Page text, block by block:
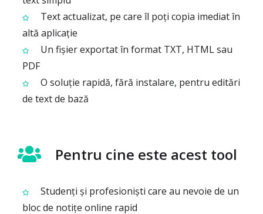
Text actualizat, pe care îl poți copia imediat în
altă aplicație
Un fișier exportat în format TXT, HTML sau
PDF
O soluție rapidă, fără instalare, pentru editări
de text de bază
Pentru cine este acest tool
Studenți și profesioniști care au nevoie de un
bloc de notițe online rapid